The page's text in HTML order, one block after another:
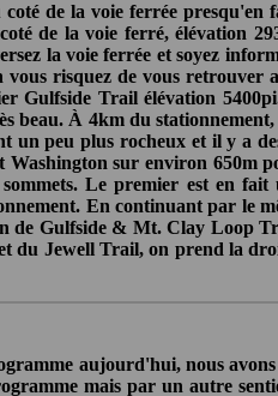
de la voie ferrée presqu'en
de la voie ferré, élévation
la voie ferrée et soyez
risquez de vous retrouver
Gulfside Trail élévation
beau. À 4km du
un peu plus rocheux et il y a
sur environ 650m
Le premier est en
En continuant par le
Gulfside & Mt. Clay Loop
du Jewell Trail, on prend la
aujourd'hui, nous
mais par un autre